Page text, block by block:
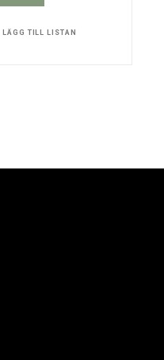
LÄGG TILL LISTAN